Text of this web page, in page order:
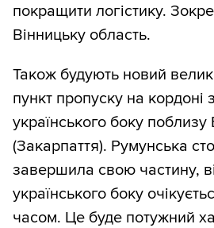
покращити логістику.
Вінницьку область.
Також будують новий
пункт пропуску на
українського боку поблизу
(Закарпаття). Румунська
завершила свою частину,
українського боку
часом. Це буде потужний